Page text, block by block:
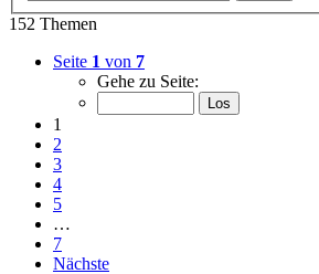
152 Themen
Seite 1 von 7
Gehe zu Seite:
1
2
3
4
5
…
7
Nächste